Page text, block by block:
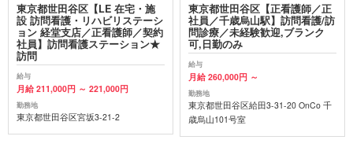
東京都世田谷区【LE 在宅・施
設 訪問看護・リハビリステーシ
ョン 経堂支店／正看護師／契約
社員】訪問看護ステーション★
訪問
給与
月給 211,000円 ～ 221,000円
勤務地
東京都世田谷区宮坂3-21-2
東京都世田谷区【正看護師／正
社員／千歳烏山駅】訪問看護/訪
問診療／未経験歓迎,ブランク
可,日勤のみ
給与
月給 260,000円 ～
勤務地
東京都世田谷区給田3-31-20 OnCo 千
歳烏山101号室